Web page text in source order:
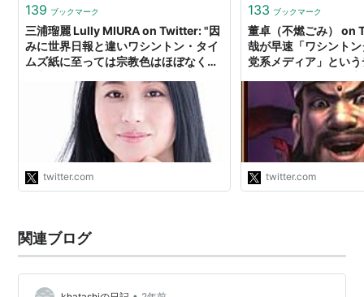
139 ブックマーク
三浦瑠麗 Lully MIURA on Twitter: "因
みに世界日報と違いワシントン・タイ
ムズ紙に至っては宗教色はほぼなく、
読まれている。わたしは普段読まない
が、ペンタゴンの内部リークを載せた
コラムはイラク戦争中便利だった。そ
こまで普通の企業活動もしている。勿
論事件の前から距離は取っておくべき
存在。"
twitter.com
133 ブックマーク
董卓（不燃ごみ） on
哉が早速「ワシント
党系メディア」とい
るので、彼が文鮮明
う統一教会のイベン
にいる多くの皆様の
た」と感謝を述べて…
https://t.co/
twitter.com
関連ブログ